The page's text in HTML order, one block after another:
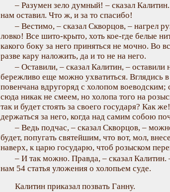
– Разумен зело думный! – сказал
нам оставил. Что ж, и за то спасибо!
– Вестимо, – сказал Скворцов, – нагрел
ловко! Все шито-крыто, хоть кое-где белые
какого боку за него приняться не мочно. Во
разве кару наложить, да и то не на него.
– Оставили, – сказал Калитин, –
бережливо еще можно ухватиться. Вглядись
повенчана вдругоряд с холопом воеводским;
сюда никак не смеем, но холопа того на
так и будет стоять за своего государя? Как
держаться за него, когда над самим собою
– Ведь подчас, – сказал Скворцов, –
будет, попугать святейшим, что вот, мол,
наверх, к царю государю, чтоб розыском
– И так можно. Правда, – сказал Калитин.
нам 54 статья уложения о холопьем суде.
Калитин приказал позвать Ганну.